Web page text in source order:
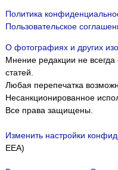
Политика
Пользовательское
О фотографиях и других
Мнение редакции не всегда
статей.
Любая перепечатка
Несанкционированное
Все права защищены.
Изменить настройки
EEA)